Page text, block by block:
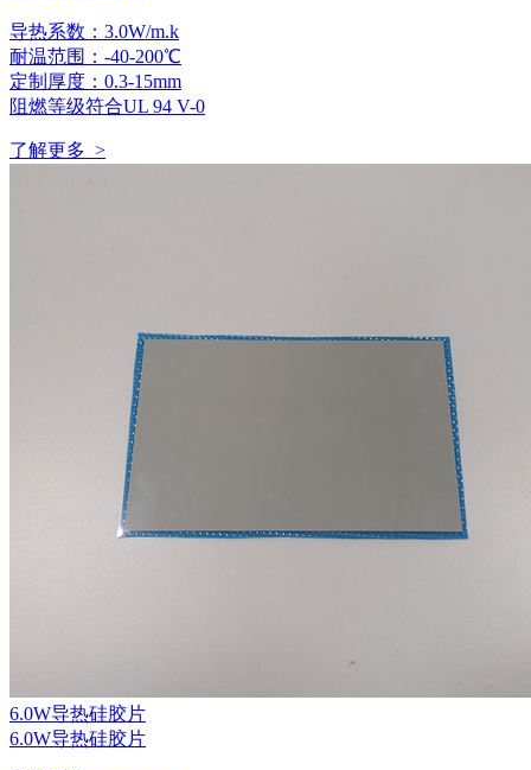
导热系数：3.0W/m.k
耐温范围：-40-200℃
定制厚度：0.3-15mm
阻燃等级符合UL 94 V-0
了解更多 >
6.0W导热硅胶片
6.0W导热硅胶片